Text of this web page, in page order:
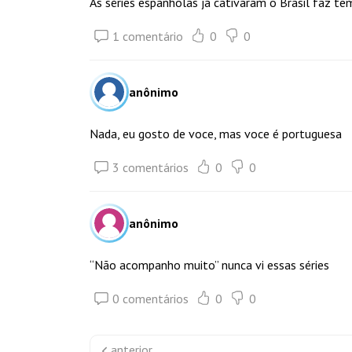
1 comentário 0 0
anônimo
Nada, eu gosto de voce, mas voce é portuguesa
3 comentários 0 0
anônimo
“Não acompanho muito” nunca vi essas séries
0 comentários 0 0